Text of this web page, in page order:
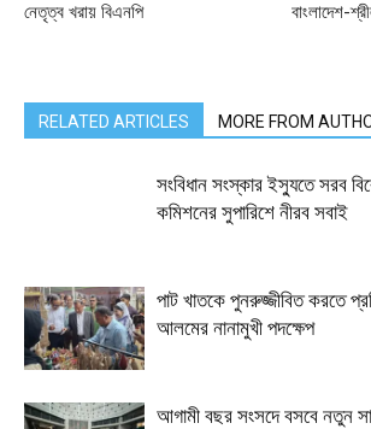
নেতৃত্ব খরায় বিএনপি
বাংলাদেশ-
RELATED ARTICLES MORE FROM
সংবিধান সংস্কার ইস্যুতে সরব
কমিশনের সুপারিশে নীরব সবাই
পাট খাতকে পুনরুজ্জীবিত করতে
আলমের নানামুখী পদক্ষেপ
আগামী বছর সংসদে বসবে নতুন